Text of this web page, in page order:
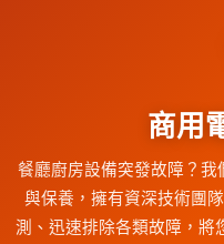
商用
餐廳廚房設備突發故障？
與保養，擁有資深技術團
測、迅速排除各類故障，將